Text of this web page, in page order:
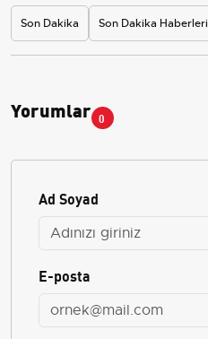
Son Dakika Son Dakika Haberleri
Yorumlar 0
Ad Soyad
E-posta